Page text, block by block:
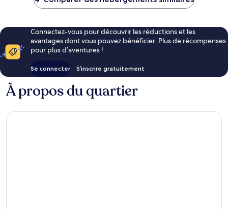
Connectez-vous pour découvrir les réductions et les
avantages dont vous pouvez bénéficier. Plus de récompenses
pour plus d’aventures !
Se connecter S’inscrire gratuitement
À propos du quartier